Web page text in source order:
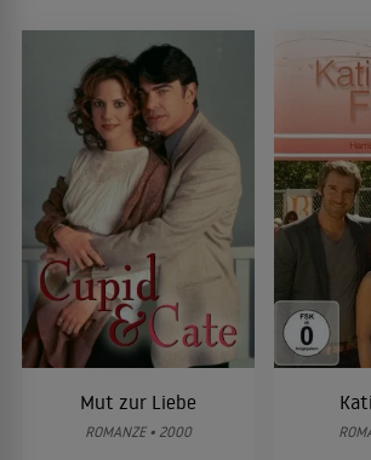
Mut zur Liebe
ROMANZE • 2000